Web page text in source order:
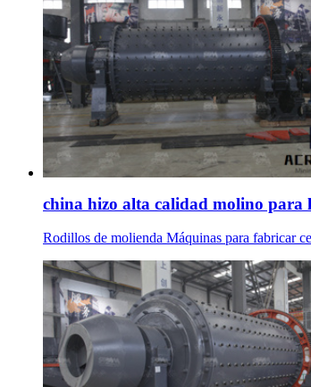
china hizo alta calidad molino para
Rodillos de molienda Máquinas para fabricar